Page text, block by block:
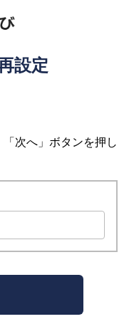
設定
次へ」ボタンを押し